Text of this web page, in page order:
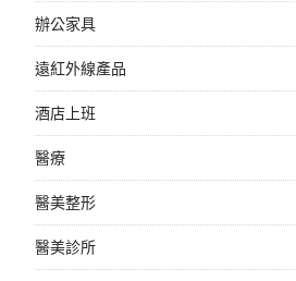
辦公家具
遠紅外線產品
酒店上班
醫療
醫美整形
醫美診所